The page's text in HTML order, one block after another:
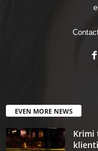
EVEN MORE NEWS
Krimi